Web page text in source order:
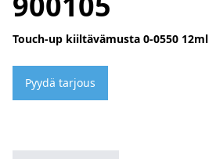
Touch-up kiiltävämusta 0-0550 12ml
Pyydä tarjous